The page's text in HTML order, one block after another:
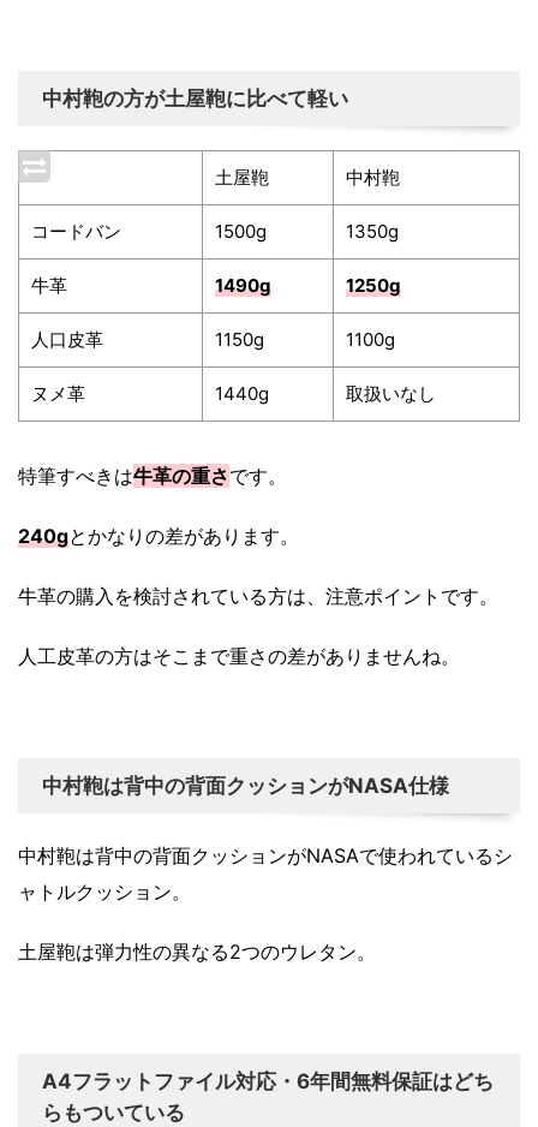
中村鞄の方が土屋鞄に比べて軽い
土屋鞄 中村鞄
コードバン 1500g 1350g
牛革 1490g 1250g
人口皮革 1150g 1100g
ヌメ革 1440g 取扱いなし
特筆すべきは牛革の重さです。
240gとかなりの差があります。
牛革の購入を検討されている方は、注意ポイントです。
人工皮革の方はそこまで重さの差がありませんね。
中村鞄は背中の背面クッションがNASA仕様
中村鞄は背中の背面クッションがNASAで使われているシ
ャトルクッション。
土屋鞄は弾力性の異なる2つのウレタン。
A4フラットファイル対応・6年間無料保証はどち
らもついている